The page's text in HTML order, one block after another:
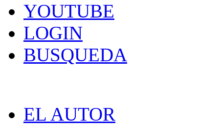
YOUTUBE
LOGIN
BUSQUEDA
EL AUTOR